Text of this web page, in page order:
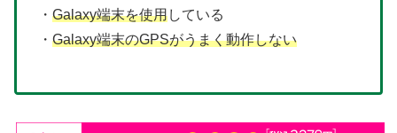
・ Galaxy端末を使用している
・ Galaxy端末のGPSがうまく動作しない